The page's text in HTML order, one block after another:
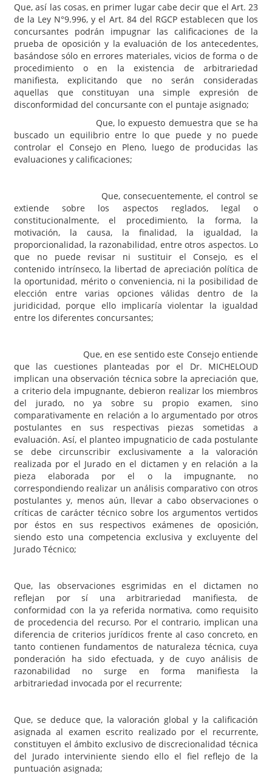
Que, así las cosas, en primer lugar cabe decir que el Art. 23
de la Ley N°9.996, y el Art. 84 del RGCP establecen que los
concursantes podrán impugnar las calificaciones de la
prueba de oposición y la evaluación de los antecedentes,
basándose sólo en errores materiales, vicios de forma o de
procedimiento o en la existencia de arbitrariedad
manifiesta, explicitando que no serán consideradas
aquellas que constituyan una simple expresión de
disconformidad del concursante con el puntaje asignado;
Que, lo expuesto demuestra que se ha
buscado un equilibrio entre lo que puede y no puede
controlar el Consejo en Pleno, luego de producidas las
evaluaciones y calificaciones;
Que, consecuentemente, el control se
extiende sobre los aspectos reglados, legal o
constitucionalmente, el procedimiento, la forma, la
motivación, la causa, la finalidad, la igualdad, la
proporcionalidad, la razonabilidad, entre otros aspectos. Lo
que no puede revisar ni sustituir el Consejo, es el
contenido intrínseco, la libertad de apreciación política de
la oportunidad, mérito o conveniencia, ni la posibilidad de
elección entre varias opciones válidas dentro de la
juridicidad, porque ello implicaría violentar la igualdad
entre los diferentes concursantes;
Que, en ese sentido este Consejo entiende
que las cuestiones planteadas por el Dr. MICHELOUD
implican una observación técnica sobre la apreciación que,
a criterio dela impugnante, debieron realizar los miembros
del jurado, no ya sobre su propio examen, sino
comparativamente en relación a lo argumentado por otros
postulantes en sus respectivas piezas sometidas a
evaluación. Así, el planteo impugnaticio de cada postulante
se debe circunscribir exclusivamente a la valoración
realizada por el Jurado en el dictamen y en relación a la
pieza elaborada por el o la impugnante, no
correspondiendo realizar un análisis comparativo con otros
postulantes y, menos aún, llevar a cabo observaciones o
críticas de carácter técnico sobre los argumentos vertidos
por éstos en sus respectivos exámenes de oposición,
siendo esto una competencia exclusiva y excluyente del
Jurado Técnico;
Que, las observaciones esgrimidas en el dictamen no
reflejan por sí una arbitrariedad manifiesta, de
conformidad con la ya referida normativa, como requisito
de procedencia del recurso. Por el contrario, implican una
diferencia de criterios jurídicos frente al caso concreto, en
tanto contienen fundamentos de naturaleza técnica, cuya
ponderación ha sido efectuada, y de cuyo análisis de
razonabilidad no surge en forma manifiesta la
arbitrariedad invocada por el recurrente;
Que, se deduce que, la valoración global y la calificación
asignada al examen escrito realizado por el recurrente,
constituyen el ámbito exclusivo de discrecionalidad técnica
del Jurado interviniente siendo ello el fiel reflejo de la
puntuación asignada;